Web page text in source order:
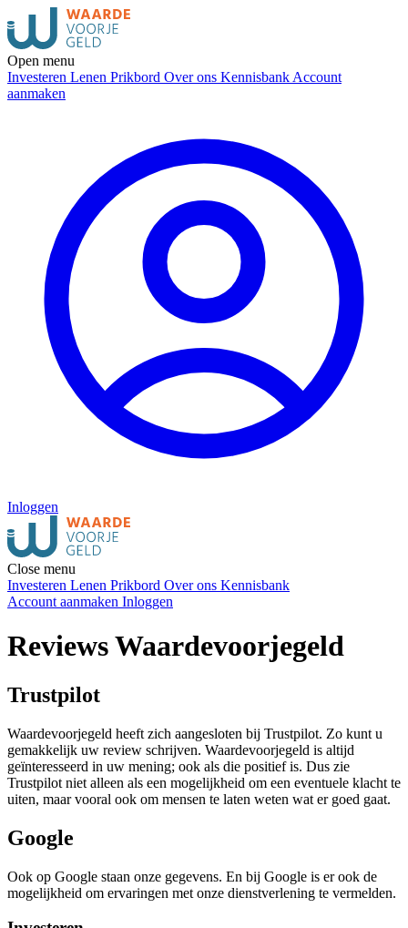
Open menu
Investeren Lenen Prikbord Over ons Kennisbank Account
aanmaken
Inloggen
Close menu
Investeren Lenen Prikbord Over ons Kennisbank
Account aanmaken Inloggen
Reviews Waardevoorjegeld
Trustpilot
Waardevoorjegeld heeft zich aangesloten bij Trustpilot. Zo kunt u
gemakkelijk uw review schrijven. Waardevoorjegeld is altijd
geïnteresseerd in uw mening; ook als die positief is. Dus zie
Trustpilot niet alleen als een mogelijkheid om een eventuele klacht te
uiten, maar vooral ook om mensen te laten weten wat er goed gaat.
Google
Ook op Google staan onze gegevens. En bij Google is er ook de
mogelijkheid om ervaringen met onze dienstverlening te vermelden.